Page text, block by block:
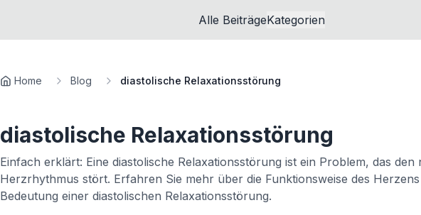
Alle BeiträgeKategorien
Home Blog diastolische Relaxationsstörung
diastolische Relaxationsstörung
Einfach erklärt: Eine diastolische Relaxationsstörung ist ein Problem, das den
Herzrhythmus stört. Erfahren Sie mehr über die Funktionsweise des
Bedeutung einer diastolischen Relaxationsstörung.